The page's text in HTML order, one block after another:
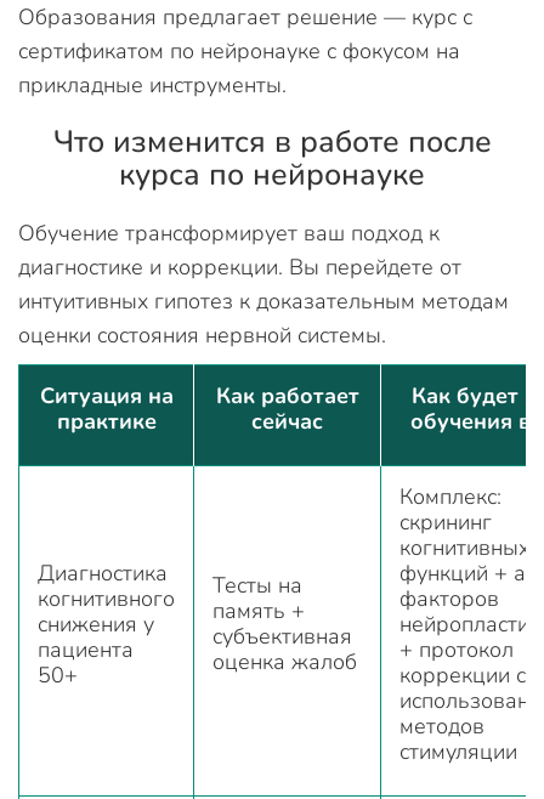
Образования предлагает решение — курс с
сертификатом по нейронауке с фокусом на
прикладные инструменты.
Что изменится в работе после
курса по нейронауке
Обучение трансформирует ваш подход к
диагностике и коррекции. Вы перейдете от
интуитивных гипотез к доказательным методам
оценки состояния нервной системы.
Ситуация на
практике
Как работает
сейчас
Как будет
обучения
Диагностика
когнитивного
снижения у
пациента
50+
Тесты на
память +
субъективная
оценка жалоб
Комплекс:
скрининг
когнитивных
функций +
факторов
+ протокол
коррекции с
методов
стимуляции